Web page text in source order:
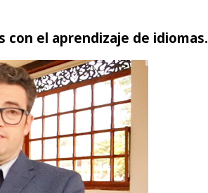
con el aprendizaje de idiomas.